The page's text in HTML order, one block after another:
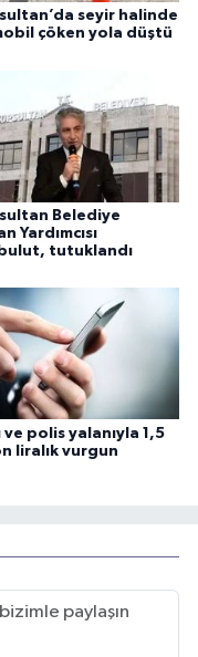
seyir halinde
çöken yola düştü
Belediye
Yardımcısı
tutuklandı
ve polis yalanıyla 1,5
liralık vurgun